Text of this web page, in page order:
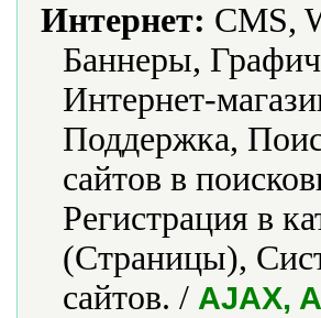
Интернет: CMS,
Баннеры,
Интернет-
Поддержка,
сайтов в
Регистрация в
(Страницы),
сайтов. / AJAX,